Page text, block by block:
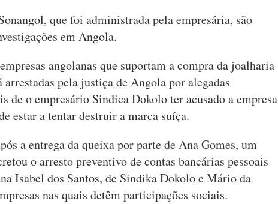
que foi administrada pela empresária, são
em Angola.
angolanas que suportam a compra da joalharia
pela justiça de Angola por alegadas
de o empresário Sindica Dokolo ter acusado a empresa
estar a tentar destruir a marca suíça.
a entrega da queixa por parte de Ana Gomes, um
o arresto preventivo de contas bancárias pessoais
Isabel dos Santos, de Sindika Dokolo e Mário da
nas quais detêm participações sociais.